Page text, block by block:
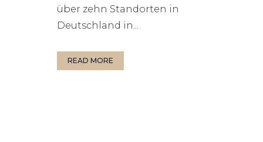
über zehn Standorten in
Deutschland in...
READ MORE